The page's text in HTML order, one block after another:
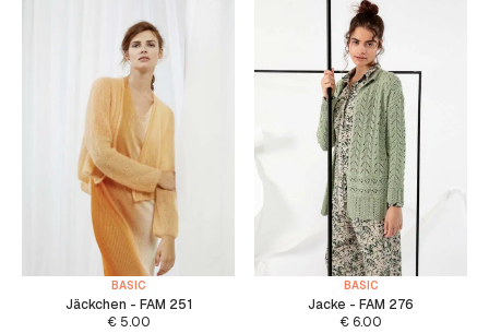
BASIC
Jäckchen - FAM 251
€5.00
BASIC
Jacke - FAM 276
€ 6.00